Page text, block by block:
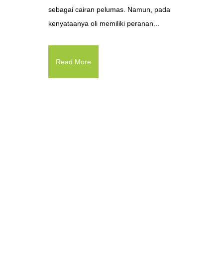
sebagai cairan pelumas. Namun, pada
kenyataanya oli memiliki peranan...
Read More